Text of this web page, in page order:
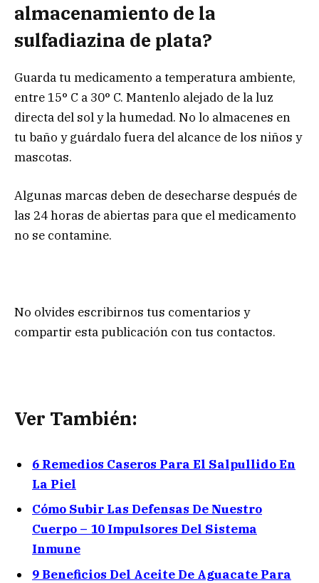
almacenamiento de la
sulfadiazina de plata?
Guarda tu medicamento a temperatura ambiente,
entre 15° C a 30° C. Mantenlo alejado de la luz
directa del sol y la humedad. No lo almacenes en
tu baño y guárdalo fuera del alcance de los niños y
mascotas.
Algunas marcas deben de desecharse después de
las 24 horas de abiertas para que el medicamento
no se contamine.
No olvides escribirnos tus comentarios y
compartir esta publicación con tus contactos.
Ver También:
6 Remedios Caseros Para El Salpullido En
La Piel
Cómo Subir Las Defensas De Nuestro
Cuerpo – 10 Impulsores Del Sistema
Inmune
9 Beneficios Del Aceite De Aguacate Para